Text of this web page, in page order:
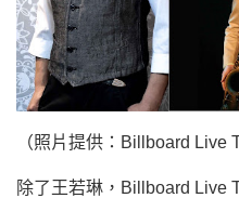
（照片提供：Billboard Live
除了王若琳，Billboard Live